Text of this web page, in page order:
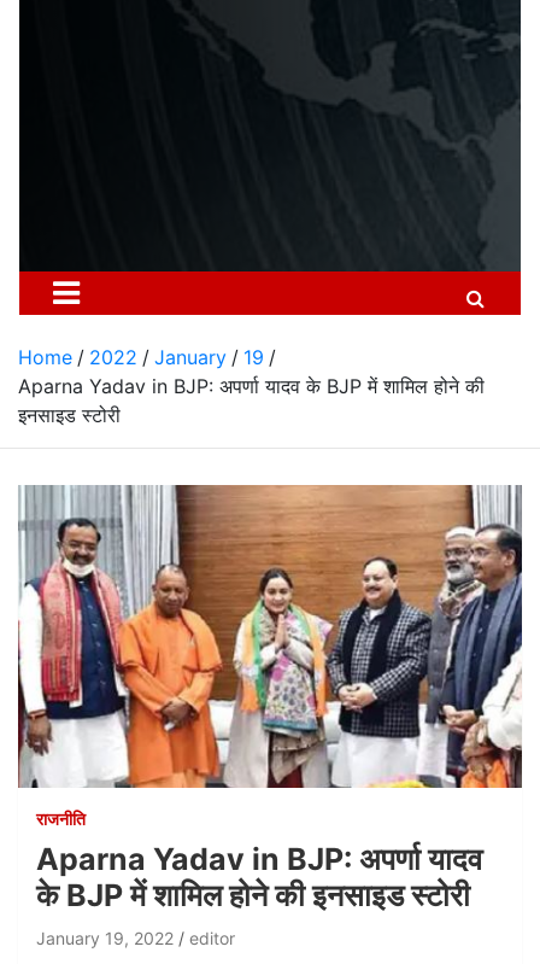
Home 2022 January
19
Aparna Yadav in BJP: अपर्णा यादव के BJP में शामिल होने की
इनसाइड स्टोरी
राजनीति
Aparna Yadav in BJP: अपर्णा यादव
के BJP में शामिल होने की इनसाइड स्टोरी
January 19, 2022 editor